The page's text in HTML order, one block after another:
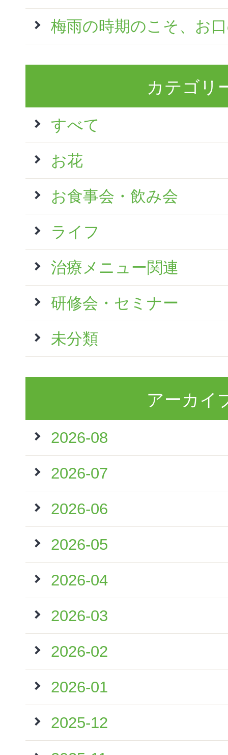
梅雨の時期のこそ、お
カテゴリ
すべて
お花
お食事会・飲み会
ライフ
治療メニュー関連
研修会・セミナー
未分類
アーカイ
2026-08
2026-07
2026-06
2026-05
2026-04
2026-03
2026-02
2026-01
2025-12